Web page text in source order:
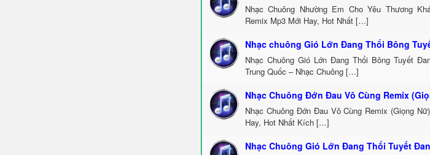
Nhạc Chuông Nhường Em Cho Yêu Thương
Remix Mp3 Mới Hay, Hot Nhất […]
Nhạc chuông Gió Lớn Đang Thổi Bông
Nhạc Chuông Gió Lớn Đang Thổi Bông Tuyết
Trung Quốc – Nhạc Chuông […]
Nhạc Chuông Đớn Đau Vô Cùng Remix
Nhạc Chuông Đớn Đau Vô Cùng Remix (Giọng
Hay, Hot Nhất Kích […]
Nhạc Chuông Gió Lớn Đang Thổi Tuyết